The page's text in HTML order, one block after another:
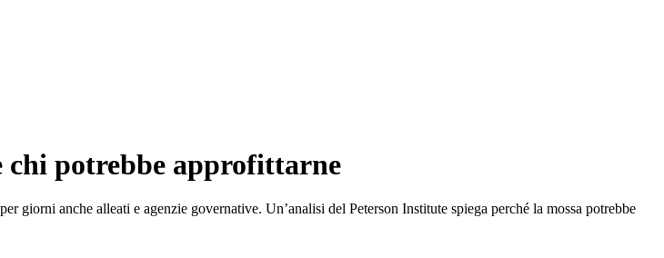
chi potrebbe approfittarne
anche alleati e agenzie governative. Un’analisi del Peterson Institute spiega perché la mossa potrebbe